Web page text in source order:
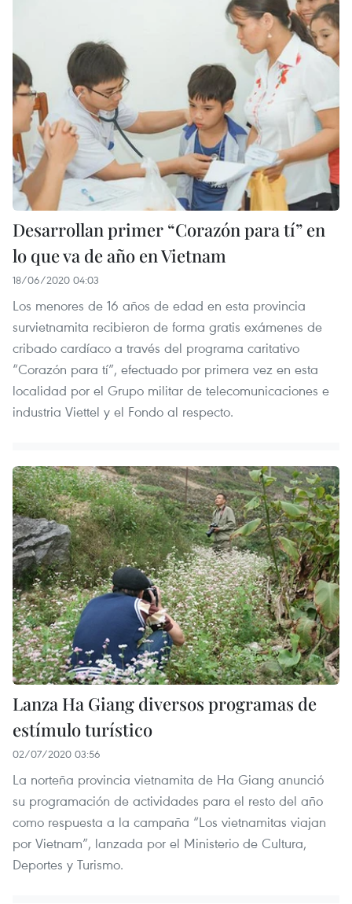
Desarrollan primer “Corazón para tí” en
lo que va de año en Vietnam
18/06/2020 04:03
Los menores de 16 años de edad en esta provincia
survietnamita recibieron de forma gratis exámenes de
cribado cardíaco a través del programa caritativo
“Corazón para tí”, efectuado por primera vez en esta
localidad por el Grupo militar de telecomunicaciones e
industria Viettel y el Fondo al respecto.
Lanza Ha Giang diversos programas de
estímulo turístico
02/07/2020 03:56
La norteña provincia vietnamita de Ha Giang anunció
su programación de actividades para el resto del año
como respuesta a la campaña “Los vietnamitas viajan
por Vietnam”, lanzada por el Ministerio de Cultura,
Deportes y Turismo.